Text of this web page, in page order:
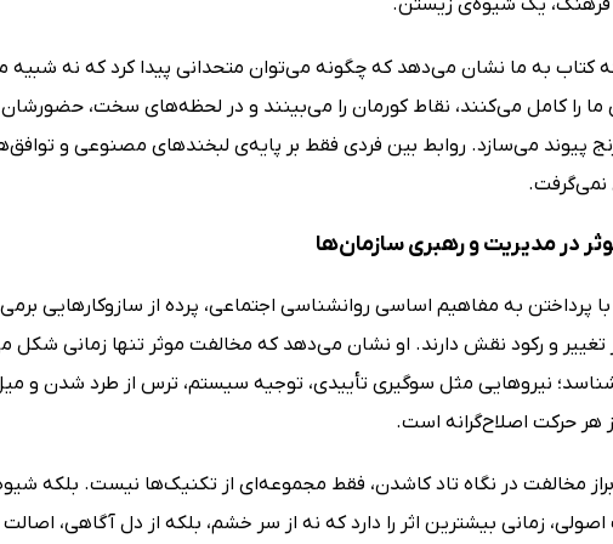
یک شیوه‌ی زیستن.
کتاب به ما نشان می‌دهد که چگونه می‌توان متحدانی پیدا کرد که نه شبیه
ما را کامل می‌کنند، نقاط کورمان را می‌بینند و در لحظه‌های سخت،
پیوند می‌سازد. روابط بین فردی فقط بر پایه‌ی لبخندهای مصنوعی و
نمی‌گرفت.
در مدیریت و رهبری سازمان‌ها
پرداختن به مفاهیم اساسی روانشناسی اجتماعی، پرده از سازوکارهایی
تغییر و رکود نقش دارند. او نشان می‌دهد که مخالفت موثر تنها زمانی شکل
نیروهایی مثل سوگیری تأییدی، توجیه سیستم، ترس از طرد شدن و
هر حرکت اصلاح‌گرانه است.
مخالفت در نگاه تاد کاشدن، فقط مجموعه‌ای از تکنیک‌ها نیست. بلکه
زمانی بیشترین اثر را دارد که نه از سر خشم، بلکه از دل آگاهی،